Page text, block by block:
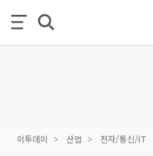
이투데이 산업 전자/통신/IT